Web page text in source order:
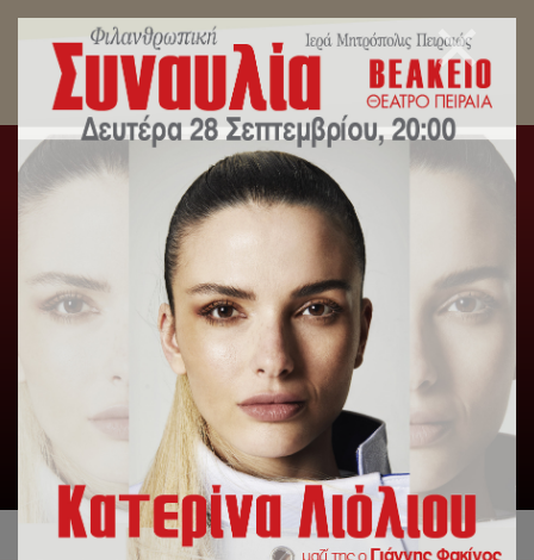
Tags archive: Συνέντευξη
Αρχική / Tag:Συνέντευξη